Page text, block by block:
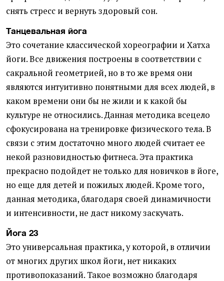
снять стресс и вернуть здоровый сон.
Танцевальная йога
Это сочетание классической хореографии и Хатха
йоги. Все движения построены в соответствии с
сакральной геометрией, но в то же время они
являются интуитивно понятными для всех людей, в
каком времени они бы не жили и к какой бы
культуре не относились. Данная методика всецело
сфокусирована на тренировке физического тела. В
связи с этим достаточно много людей считает ее
некой разновидностью фитнеса. Эта практика
прекрасно подойдет не только для новичков в йоге,
но еще для детей и пожилых людей. Кроме того,
данная методика, благодаря своей динамичности
и интенсивности, не даст никому заскучать.
Йога 23
Это универсальная практика, у которой, в отличии
от многих других школ йоги, нет никаких
противопоказаний. Такое возможно благодаря